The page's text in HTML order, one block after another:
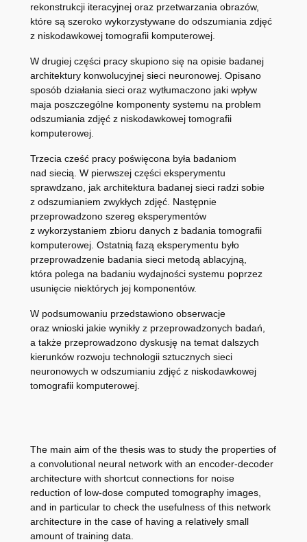
rekonstrukcji iteracyjnej oraz przetwarzania obrazów,
które są szeroko wykorzystywane do odszumiania zdjęć
z niskodawkowej tomografii komputerowej.
W drugiej części pracy skupiono się na opisie badanej
architektury konwolucyjnej sieci neuronowej. Opisano
sposób działania sieci oraz wytłumaczono jaki wpływ
maja poszczególne komponenty systemu na problem
odszumiania zdjęć z niskodawkowej tomografii
komputerowej.
Trzecia cześć pracy poświęcona była badaniom
nad siecią. W pierwszej części eksperymentu
sprawdzano, jak architektura badanej sieci radzi sobie
z odszumianiem zwykłych zdjęć. Następnie
przeprowadzono szereg eksperymentów
z wykorzystaniem zbioru danych z badania tomografii
komputerowej. Ostatnią fazą eksperymentu było
przeprowadzenie badania sieci metodą ablacyjną,
która polega na badaniu wydajności systemu poprzez
usunięcie niektórych jej komponentów.
W podsumowaniu przedstawiono obserwacje
oraz wnioski jakie wynikły z przeprowadzonych badań,
a także przeprowadzono dyskusję na temat dalszych
kierunków rozwoju technologii sztucznych sieci
neuronowych w odszumianiu zdjęć z niskodawkowej
tomografii komputerowej.
The main aim of the thesis was to study the properties of
a convolutional neural network with an encoder-decoder
architecture with shortcut connections for noise
reduction of low-dose computed tomography images,
and in particular to check the usefulness of this network
architecture in the case of having a relatively small
amount of training data.